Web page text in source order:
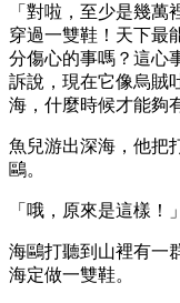
「對啦，至少是幾
穿過一雙鞋！天下最
分傷心的事嗎？這心
訴說，現在它像烏賊
海，什麼時候才能夠
魚兒游出深海，他把
鷗。
「哦，原來是這樣！
海鷗打聽到山裡有一
海定做一雙鞋。